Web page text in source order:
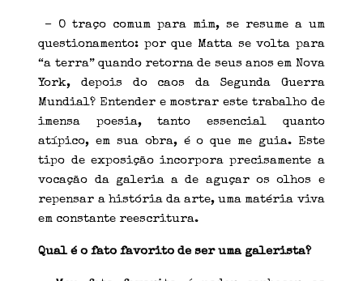
– O traço comum para mim, se resume a um
questionamento: por que Matta se volta para
“a terra” quando retorna de seus anos em Nova
York, depois do caos da Segunda Guerra
Mundial? Entender e mostrar este trabalho de
imensa poesia, tanto essencial quanto
atípico, em sua obra, é o que me guia. Este
tipo de exposição incorpora precisamente a
vocação da galeria a de aguçar os olhos e
repensar a história da arte, uma matéria viva
em constante reescritura.
Qual é o fato favorito de ser uma galerista?